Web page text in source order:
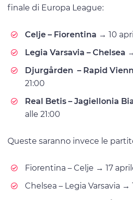
finale di Europa League:
Celje – Fiorentina → 10
Legia Varsavia – Chelsea
Djurgården – Rapid
21:00
Real Betis – Jagiellonia
alle 21:00
Queste saranno invece le
Fiorentina – Celje → 17
Chelsea – Legia Varsavia →